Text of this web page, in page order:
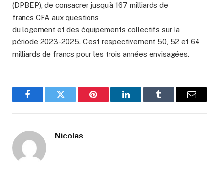
(DPBEP), de consacrer jusqu’à 167 milliards de
francs CFA aux questions
du logement et des équipements collectifs sur la
période 2023-2025. C’est respectivement 50, 52 et 64
milliards de francs pour les trois années envisagées.
FacebookTwitter Pinterest LinkedInTumblr Email
Nicolas